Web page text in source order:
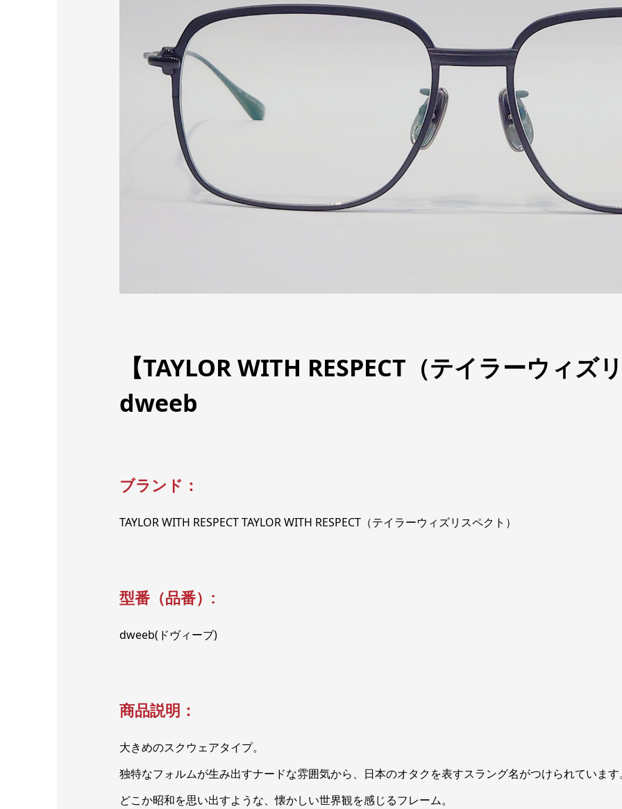
【TAYLOR WITH RESPECT（テイラーウィズ
dweeb
ブランド：
TAYLOR WITH RESPECT TAYLOR WITH RESPECT（テイラーウィズリスペクト）
型番（品番）:
dweeb(ドヴィーブ)
商品説明：
大きめのスクウェアタイプ。
独特なフォルムが生み出すナードな雰囲気から、日本のオタクを表すスラング名がつけられています
どこか昭和を思い出すような、懐かしい世界観を感じるフレーム。